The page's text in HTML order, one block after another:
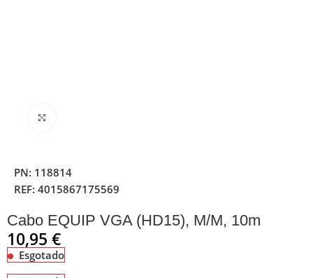
PN: 118814
REF:4015867175569
Cabo EQUIP VGA (HD15), M/M, 10m
10,95€
Esgotado